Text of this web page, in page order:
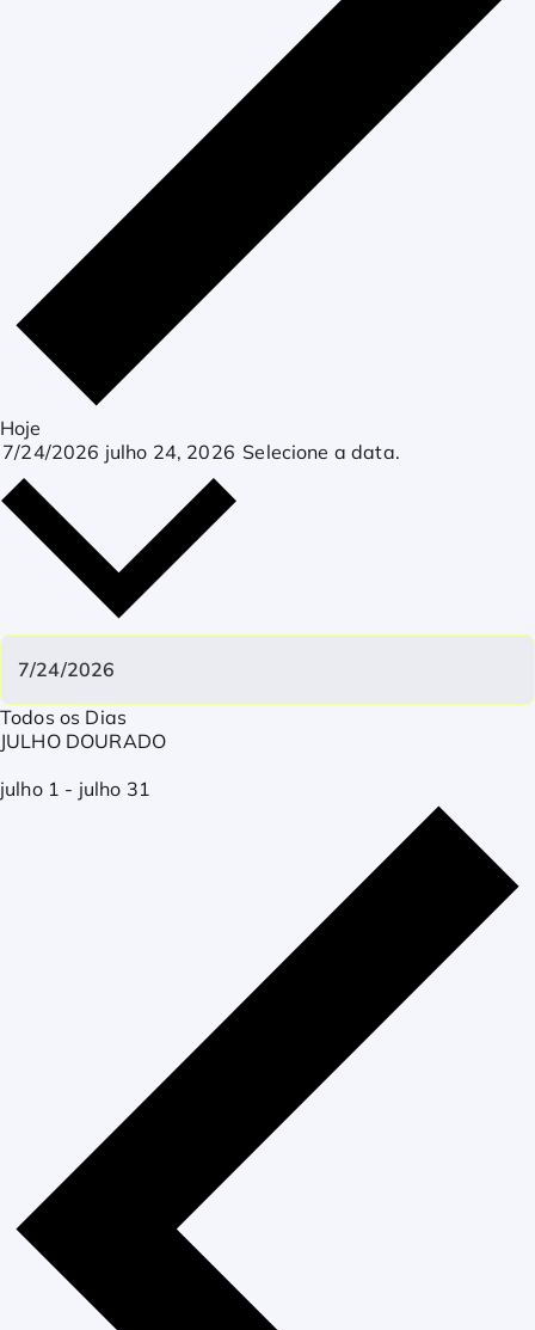
Hoje
7/24/2026 julho 24, 2026 Selecione a data.
Todos os Dias
JULHO DOURADO
julho 1 - julho 31